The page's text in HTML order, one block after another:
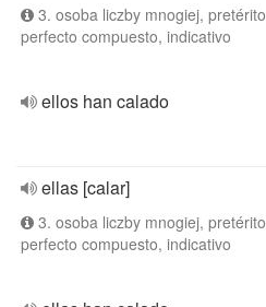
3. osoba liczby mnogiej, pretérito
perfecto compuesto, indicativo
ellos han calado
ellas [calar]
3. osoba liczby mnogiej, pretérito
perfecto compuesto, indicativo